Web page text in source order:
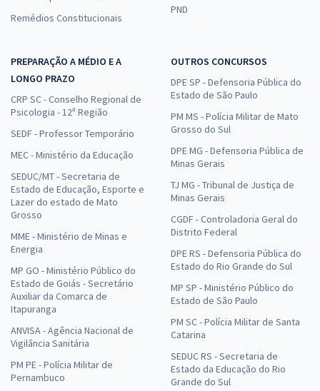
Remédios Constitucionais
PND
PREPARAÇÃO A MÉDIO E A
LONGO PRAZO
CRP SC - Conselho Regional de
Psicologia - 12ª Região
SEDF - Professor Temporário
MEC - Ministério da Educação
SEDUC/MT - Secretaria de
Estado de Educação, Esporte e
Lazer do estado de Mato
Grosso
MME - Ministério de Minas e
Energia
MP GO - Ministério Público do
Estado de Goiás - Secretário
Auxiliar da Comarca de
Itapuranga
ANVISA - Agência Nacional de
Vigilância Sanitária
PM PE - Polícia Militar de
Pernambuco
OUTROS CONCURSOS
DPE SP - Defensoria Pública do
Estado de São Paulo
PM MS - Polícia Militar de Mato
Grosso do Sul
DPE MG - Defensoria Pública de
Minas Gerais
TJ MG - Tribunal de Justiça de
Minas Gerais
CGDF - Controladoria Geral do
Distrito Federal
DPE RS - Defensoria Pública do
Estado do Rio Grande do Sul
MP SP - Ministério Público do
Estado de São Paulo
PM SC - Polícia Militar de Santa
Catarina
SEDUC RS - Secretaria de
Estado da Educação do Rio
Grande do Sul